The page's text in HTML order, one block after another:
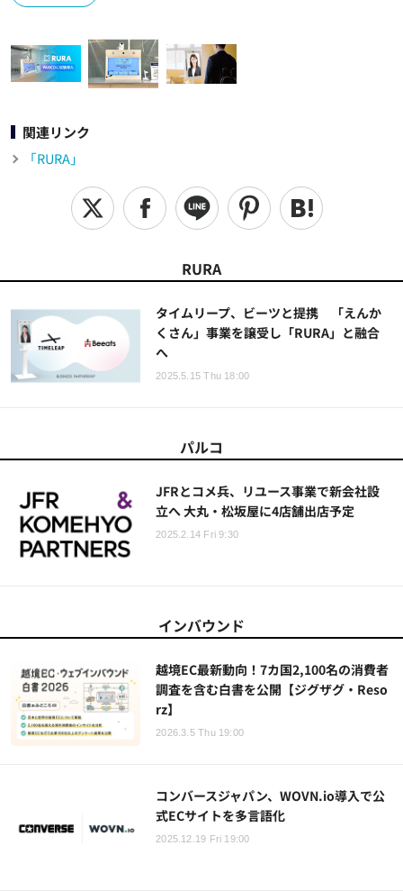
関連リンク
「RURA」
RURA
タイムリープ、ビーツと提携 「えんか
くさん」事業を譲受し「RURA」と融合
へ
2025.5.15 Thu 18:00
パルコ
JFRとコメ兵、リユース事業で新会社設
立へ 大丸・松坂屋に4店舗出店予定
2025.2.14 Fri 9:30
インバウンド
越境EC最新動向！7カ国2,100名の消費者
調査を含む白書を公開【ジグザグ・Reso
rz】
2026.3.5 Thu 19:00
コンバースジャパン、WOVN.io導入で公
式ECサイトを多言語化
2025.12.19 Fri 19:00